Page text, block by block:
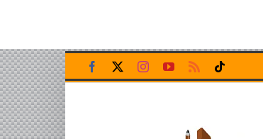
Skip
to
content
Facebook InstagramYouTubeRss